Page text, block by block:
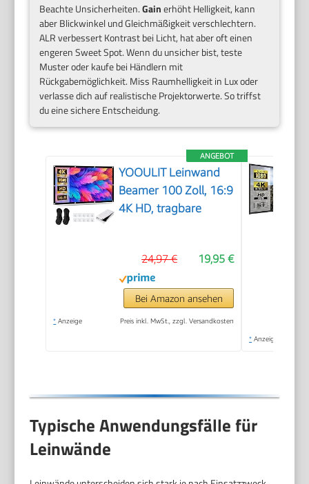
Beachte Unsicherheiten.Gainerhöht Helligkeit, kann
aber Blickwinkel und Gleichmäßigkeit verschlechtern.
ALR verbessert Kontrast bei Licht, hat aber oft einen
engeren Sweet Spot. Wenn du unsicher bist, teste
Muster oder kaufe bei Händlern mit
Rückgabemöglichkeit. Miss Raumhelligkeit in Lux oder
verlasse dich auf realistische Projektorwerte. So triffst
du eine sichere Entscheidung.
ANGEBOT
YOOULIT Leinwand
Beamer 100 Zoll, 16:9
4K HD, tragbare
19,95 €
24,97 €
Bei Amazon ansehen
* Anzeige Preis inkl. MwSt., zzgl. Versandkosten
* Anzeige
Typische Anwendungsfälle für
Leinwände